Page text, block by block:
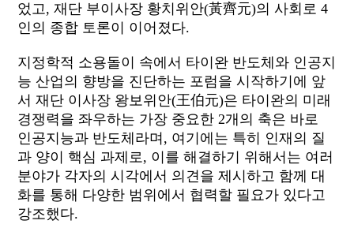
었고,재단 부이사장 황치위안(黃齊元)의 사회로 4
인의 종합 토론이 이어졌다.
지정학적 소용돌이 속에서 타이완 반도체와 인공지
능 산업의 향방을 진단하는 포럼을 시작하기에 앞
서 재단 이사장 왕보위안(王伯元)은 타이완의 미래
경쟁력을 좌우하는 가장 중요한 2개의 축은 바로
인공지능과 반도체라며 , 여기에는 특히 인재의 질
과 양이 핵심 과제로, 이를 해결하기 위해서는 여러
분야가 각자의 시각에서 의견을 제시하고 함께 대
화를 통해 다양한 범위에서 협력할 필요가 있다고
강조했다.